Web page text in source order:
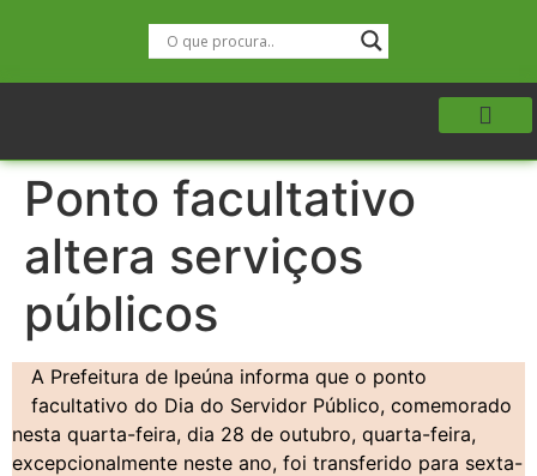
Ponto facultativo
altera serviços
públicos
A Prefeitura de Ipeúna informa que o ponto
facultativo do Dia do Servidor Público, comemorado
nesta quarta-feira, dia 28 de outubro, quarta-feira,
excepcionalmente neste ano, foi transferido para sexta-